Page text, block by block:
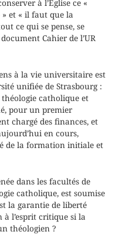
à l’Église ce «
» et « il faut que la
ce qui se pense, se
Cahier de l’UR
à la vie universitaire est
unifiée de Strasbourg :
catholique et
pour un premier
chargé des finances, et
en cours,
de la formation initiale et
dans les facultés de
catholique, est soumise
la garantie de liberté
à l’esprit critique si la
théologien ?